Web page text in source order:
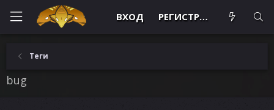
ВХОД РЕГИСТРАЦИЯ
Теги
bug